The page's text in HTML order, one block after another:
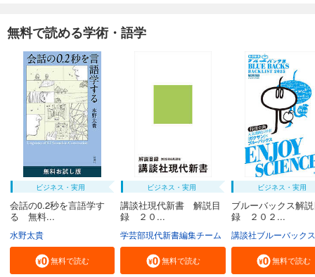
無料で読める学術・語学
ビジネス・実用
会話の0.2秒を言語学す
る 無料...
水野太貴
無料で読む
ビジネス・実用
講談社現代新書 解説目
録 ２０...
学芸部現代新書編集チーム
無料で読む
ビジネス・実用
ブルーバックス解
録 ２０２...
講談社ブルーバックス
無料で読む